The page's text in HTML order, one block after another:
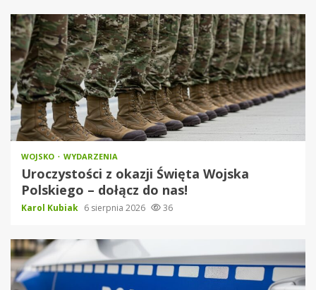
WOJSKO WYDARZENIA
Uroczystości z okazji Święta Wojska
Polskiego – dołącz do nas!
Karol Kubiak 6 sierpnia 2026 36